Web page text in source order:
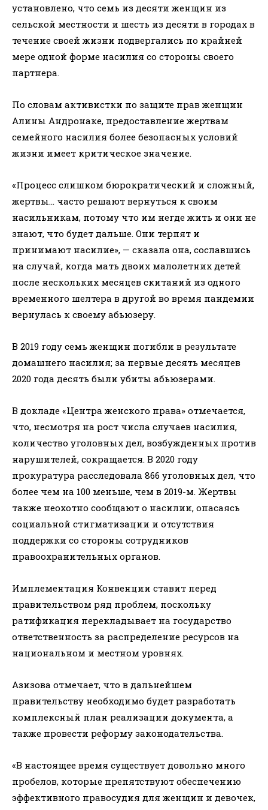
установлено, что семь из десяти женщин из
сельской местности и шесть из десяти в городах в
течение своей жизни подвергались по крайней
мере одной форме насилия со стороны своего
партнера.
По словам активистки по защите прав женщин
Алины Андронаке, предоставление жертвам
семейного насилия более безопасных условий
жизни имеет критическое значение.
«Процесс слишком бюрократический и сложный,
жертвы… часто решают вернуться к своим
насильникам, потому что им негде жить и они не
знают, что будет дальше. Они терпят и
принимают насилие», — сказала она, сославшись
на случай, когда мать двоих малолетних детей
после нескольких месяцев скитаний из одного
временного шелтера в другой во время пандемии
вернулась к своему абьюзеру.
В 2019 году семь женщин погибли в результате
домашнего насилия; за первые десять месяцев
2020 года десять были убиты абьюзерами.
В докладе «Центра женского права» отмечается,
что, несмотря на рост числа случаев насилия,
количество уголовных дел, возбужденных против
нарушителей, сокращается. В 2020 году
прокуратура расследовала 866 уголовных дел, что
более чем на 100 меньше, чем в 2019-м. Жертвы
также неохотно сообщают о насилии, опасаясь
социальной стигматизации и отсутствия
поддержки со стороны сотрудников
правоохранительных органов.
Имплементация Конвенции ставит перед
правительством ряд проблем, поскольку
ратификация перекладывает на государство
ответственность за распределение ресурсов на
национальном и местном уровнях.
Азизова отмечает, что в дальнейшем
правительству необходимо будет разработать
комплексный план реализации документа, а
также провести реформу законодательства.
«В настоящее время существует довольно много
пробелов, которые препятствуют обеспечению
эффективного правосудия для женщин и девочек,